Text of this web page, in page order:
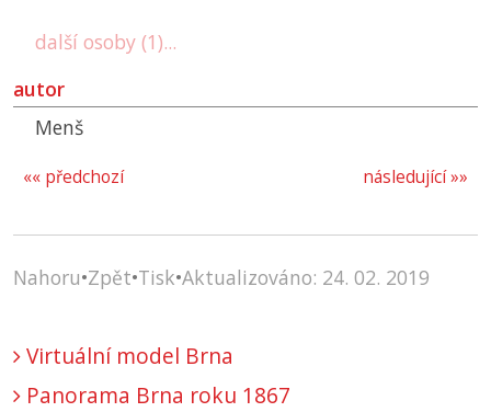
další osoby (1)...
autor
Menš
následující »»
«« předchozí
Nahoru•Zpět•Tisk•Aktualizováno: 24. 02. 2019
Virtuální model Brna
Panorama Brna roku 1867